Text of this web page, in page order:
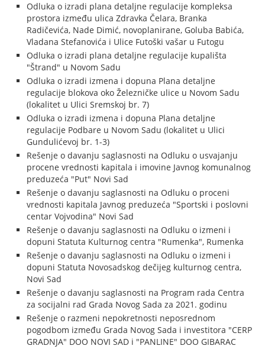
Odluka o izradi plana detaljne regulacije kompleksa
prostora između ulica Zdravka Čelara, Branka
Radičevića, Nade Dimić, novoplanirane, Goluba Babića,
Vladana Stefanovića i Ulice Futoški vašar u Futogu
Odluka o izradi plana detaljne regulacije kupališta
"Štrand" u Novom Sadu
Odluka o izradi izmena i dopuna Plana detaljne
regulacije blokova oko Železničke ulice u Novom Sadu
(lokalitet u Ulici Sremskoj br. 7)
Odluka o izradi izmena i dopuna Plana detaljne
regulacije Podbare u Novom Sadu (lokalitet u Ulici
Gundulićevoj br. 1-3)
Rešenje o davanju saglasnosti na Odluku o usvajanju
procene vrednosti kapitala i imovine Javnog komunalnog
preduzeća "Put" Novi Sad
Rešenje o davanju saglasnosti na Odluku o proceni
vrednosti kapitala Javnog preduzeća "Sportski i poslovni
centar Vojvodina" Novi Sad
Rešenje o davanju saglasnosti na Odluku o izmeni i
dopuni Statuta Kulturnog centra "Rumenka", Rumenka
Rešenje o davanju saglasnosti na Odluku o izmeni i
dopuni Statuta Novosadskog dečijeg kulturnog centra,
Novi Sad
Rešenje o davanju saglasnosti na Program rada Centra
za socijalni rad Grada Novog Sada za 2021. godinu
Rešenje o razmeni nepokretnosti neposrednom
pogodbom između Grada Novog Sada i investitora "CERP
GRADNJA" DOO NOVI SAD i "PANLINE" DOO GIBARAC